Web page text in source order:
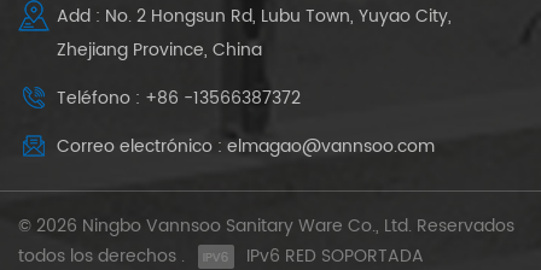
Add : No. 2 Hongsun Rd, Lubu Town, Yuyao City,
Zhejiang Province, China
Teléfono : +86 -13566387372
Correo electrónico : elmagao@vannsoo.com
© 2026 Ningbo Vannsoo Sanitary Ware Co., Ltd. Reservados
todos los derechos .
IPv6 RED SOPORTADA